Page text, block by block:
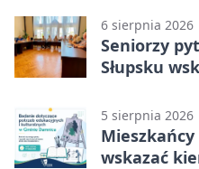
6 sierpnia 2026
Seniorzy
Słupsku
5 sierpnia 2026
wskazać